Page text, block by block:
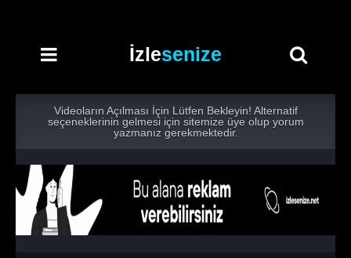
İzlesenize
Videoların Açılması İçin Lütfen Bekleyin! Alternatif
seçeneklerinin gelmesi için sitemize üye olup yorum
yazmanız gerekmektedir.